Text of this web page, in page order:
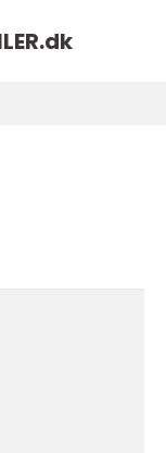
dk